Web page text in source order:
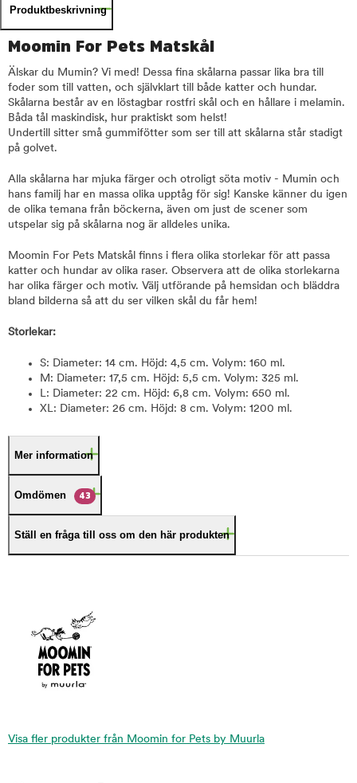
Produktbeskrivning
Moomin For Pets Matskål
Älskar du Mumin? Vi med! Dessa fina skålarna passar lika bra till
foder som till vatten, och självklart till både katter och hundar.
Skålarna består av en löstagbar rostfri skål och en hållare i melamin.
Båda tål maskindisk, hur praktiskt som helst!
Undertill sitter små gummifötter som ser till att skålarna står stadigt
på golvet.
Alla skålarna har mjuka färger och otroligt söta motiv - Mumin och
hans familj har en massa olika upptåg för sig! Kanske känner du igen
de olika temana från böckerna, även om just de scener som
utspelar sig på skålarna nog är alldeles unika.
Moomin For Pets Matskål finns i flera olika storlekar för att passa
katter och hundar av olika raser. Observera att de olika storlekarna
har olika färger och motiv. Välj utförande på hemsidan och bläddra
bland bilderna så att du ser vilken skål du får hem!
Storlekar:
S: Diameter: 14 cm. Höjd: 4,5 cm. Volym: 160 ml.
M: Diameter: 17,5 cm. Höjd: 5,5 cm. Volym: 325 ml.
L: Diameter: 22 cm. Höjd: 6,8 cm. Volym: 650 ml.
XL: Diameter: 26 cm. Höjd: 8 cm. Volym: 1200 ml.
Mer information
Omdömen 43
Ställ en fråga till oss om den här produkten
Visa fler produkter från Moomin for Pets by Muurla